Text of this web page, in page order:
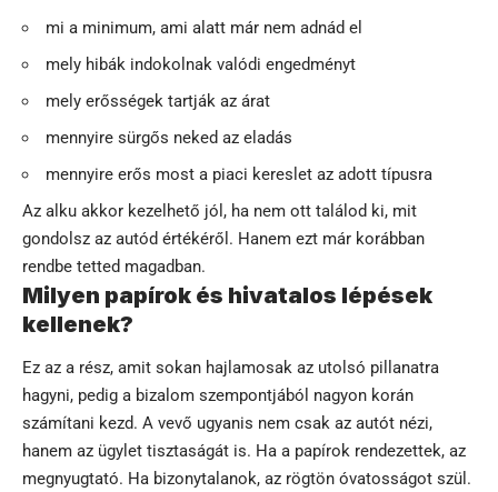
mi a minimum, ami alatt már nem adnád el
mely hibák indokolnak valódi engedményt
mely erősségek tartják az árat
mennyire sürgős neked az eladás
mennyire erős most a piaci kereslet az adott típusra
Az alku akkor kezelhető jól, ha nem ott találod ki, mit
gondolsz az autód értékéről. Hanem ezt már korábban
rendbe tetted magadban.
Milyen papírok és hivatalos lépések
kellenek?
Ez az a rész, amit sokan hajlamosak az utolsó pillanatra
hagyni, pedig a bizalom szempontjából nagyon korán
számítani kezd. A vevő ugyanis nem csak az autót nézi,
hanem az ügylet tisztaságát is. Ha a papírok rendezettek, az
megnyugtató. Ha bizonytalanok, az rögtön óvatosságot szül.